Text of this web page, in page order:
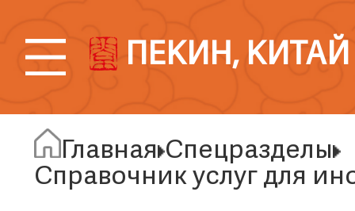
ПЕКИН, КИТАЙ
Главная Спецразделы
Справочник услуг для